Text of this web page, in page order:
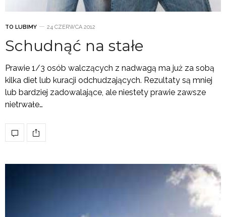
TO LUBIMY 24 CZERWCA 2012
Schudnąć na stałe
Prawie 1/3 osób walczących z nadwagą ma już za sobą
kilka diet lub kuracji odchudzających. Rezultaty są mniej
lub bardziej zadowalające, ale niestety prawie zawsze
nietrwałe…